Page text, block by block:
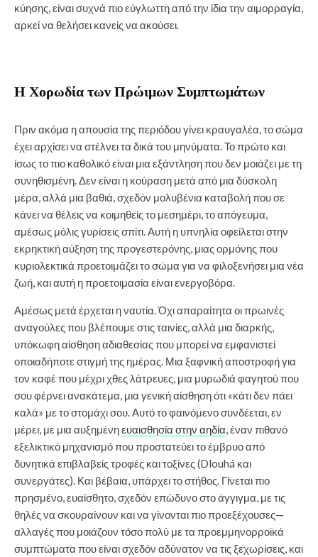
κύησης, είναι συχνά πιο εύγλωττη από την ίδια την αιμορραγία,
αρκεί να θελήσει κανείς να ακούσει.
Η Χορωδία των Πρώιμων Συμπτωμάτων
Πριν ακόμα η απουσία της περιόδου γίνει κραυγαλέα, το σώμα
έχει αρχίσει να στέλνει τα δικά του μηνύματα. Το πρώτο και
ίσως το πιο καθολικό είναι μια εξάντληση που δεν μοιάζει με τη
συνηθισμένη. Δεν είναι η κούραση μετά από μια δύσκολη
μέρα, αλλά μια βαθιά, σχεδόν μολυβένια καταβολή που σε
κάνει να θέλεις να κοιμηθείς το μεσημέρι, το απόγευμα,
αμέσως μόλις γυρίσεις σπίτι. Αυτή η υπνηλία οφείλεται στην
εκρηκτική αύξηση της προγεστερόνης, μιας ορμόνης που
κυριολεκτικά προετοιμάζει το σώμα για να φιλοξενήσει μια νέα
ζωή, και αυτή η προετοιμασία είναι ενεργοβόρα.
Αμέσως μετά έρχεται η ναυτία. Όχι απαραίτητα οι πρωινές
αναγούλες που βλέπουμε στις ταινίες, αλλά μια διαρκής,
υπόκωφη αίσθηση αδιαθεσίας που μπορεί να εμφανιστεί
οποιαδήποτε στιγμή της ημέρας. Μια ξαφνική αποστροφή για
τον καφέ που μέχρι χθες λάτρευες, μια μυρωδιά φαγητού που
σου φέρνει ανακάτεμα, μια γενική αίσθηση ότι «κάτι δεν πάει
καλά» με το στομάχι σου. Αυτό το φαινόμενο συνδέεται, εν
μέρει, με μια αυξημένηευαισθησία στην αηδία, έναν πιθανό
εξελικτικό μηχανισμό που προστατεύει το έμβρυο από
δυνητικά επιβλαβείς τροφές και τοξίνες (Dlouhá και
συνεργάτες). Και βέβαια, υπάρχει το στήθος. Γίνεται πιο
πρησμένο, ευαίσθητο, σχεδόν επώδυνο στο άγγιγμα, με τις
θηλές να σκουραίνουν και να γίνονται πιο προεξέχουσες—
αλλαγές που μοιάζουν τόσο πολύ με τα προεμμηνορροϊκά
συμπτώματα που είναι σχεδόν αδύνατον να τις ξεχωρίσεις, και